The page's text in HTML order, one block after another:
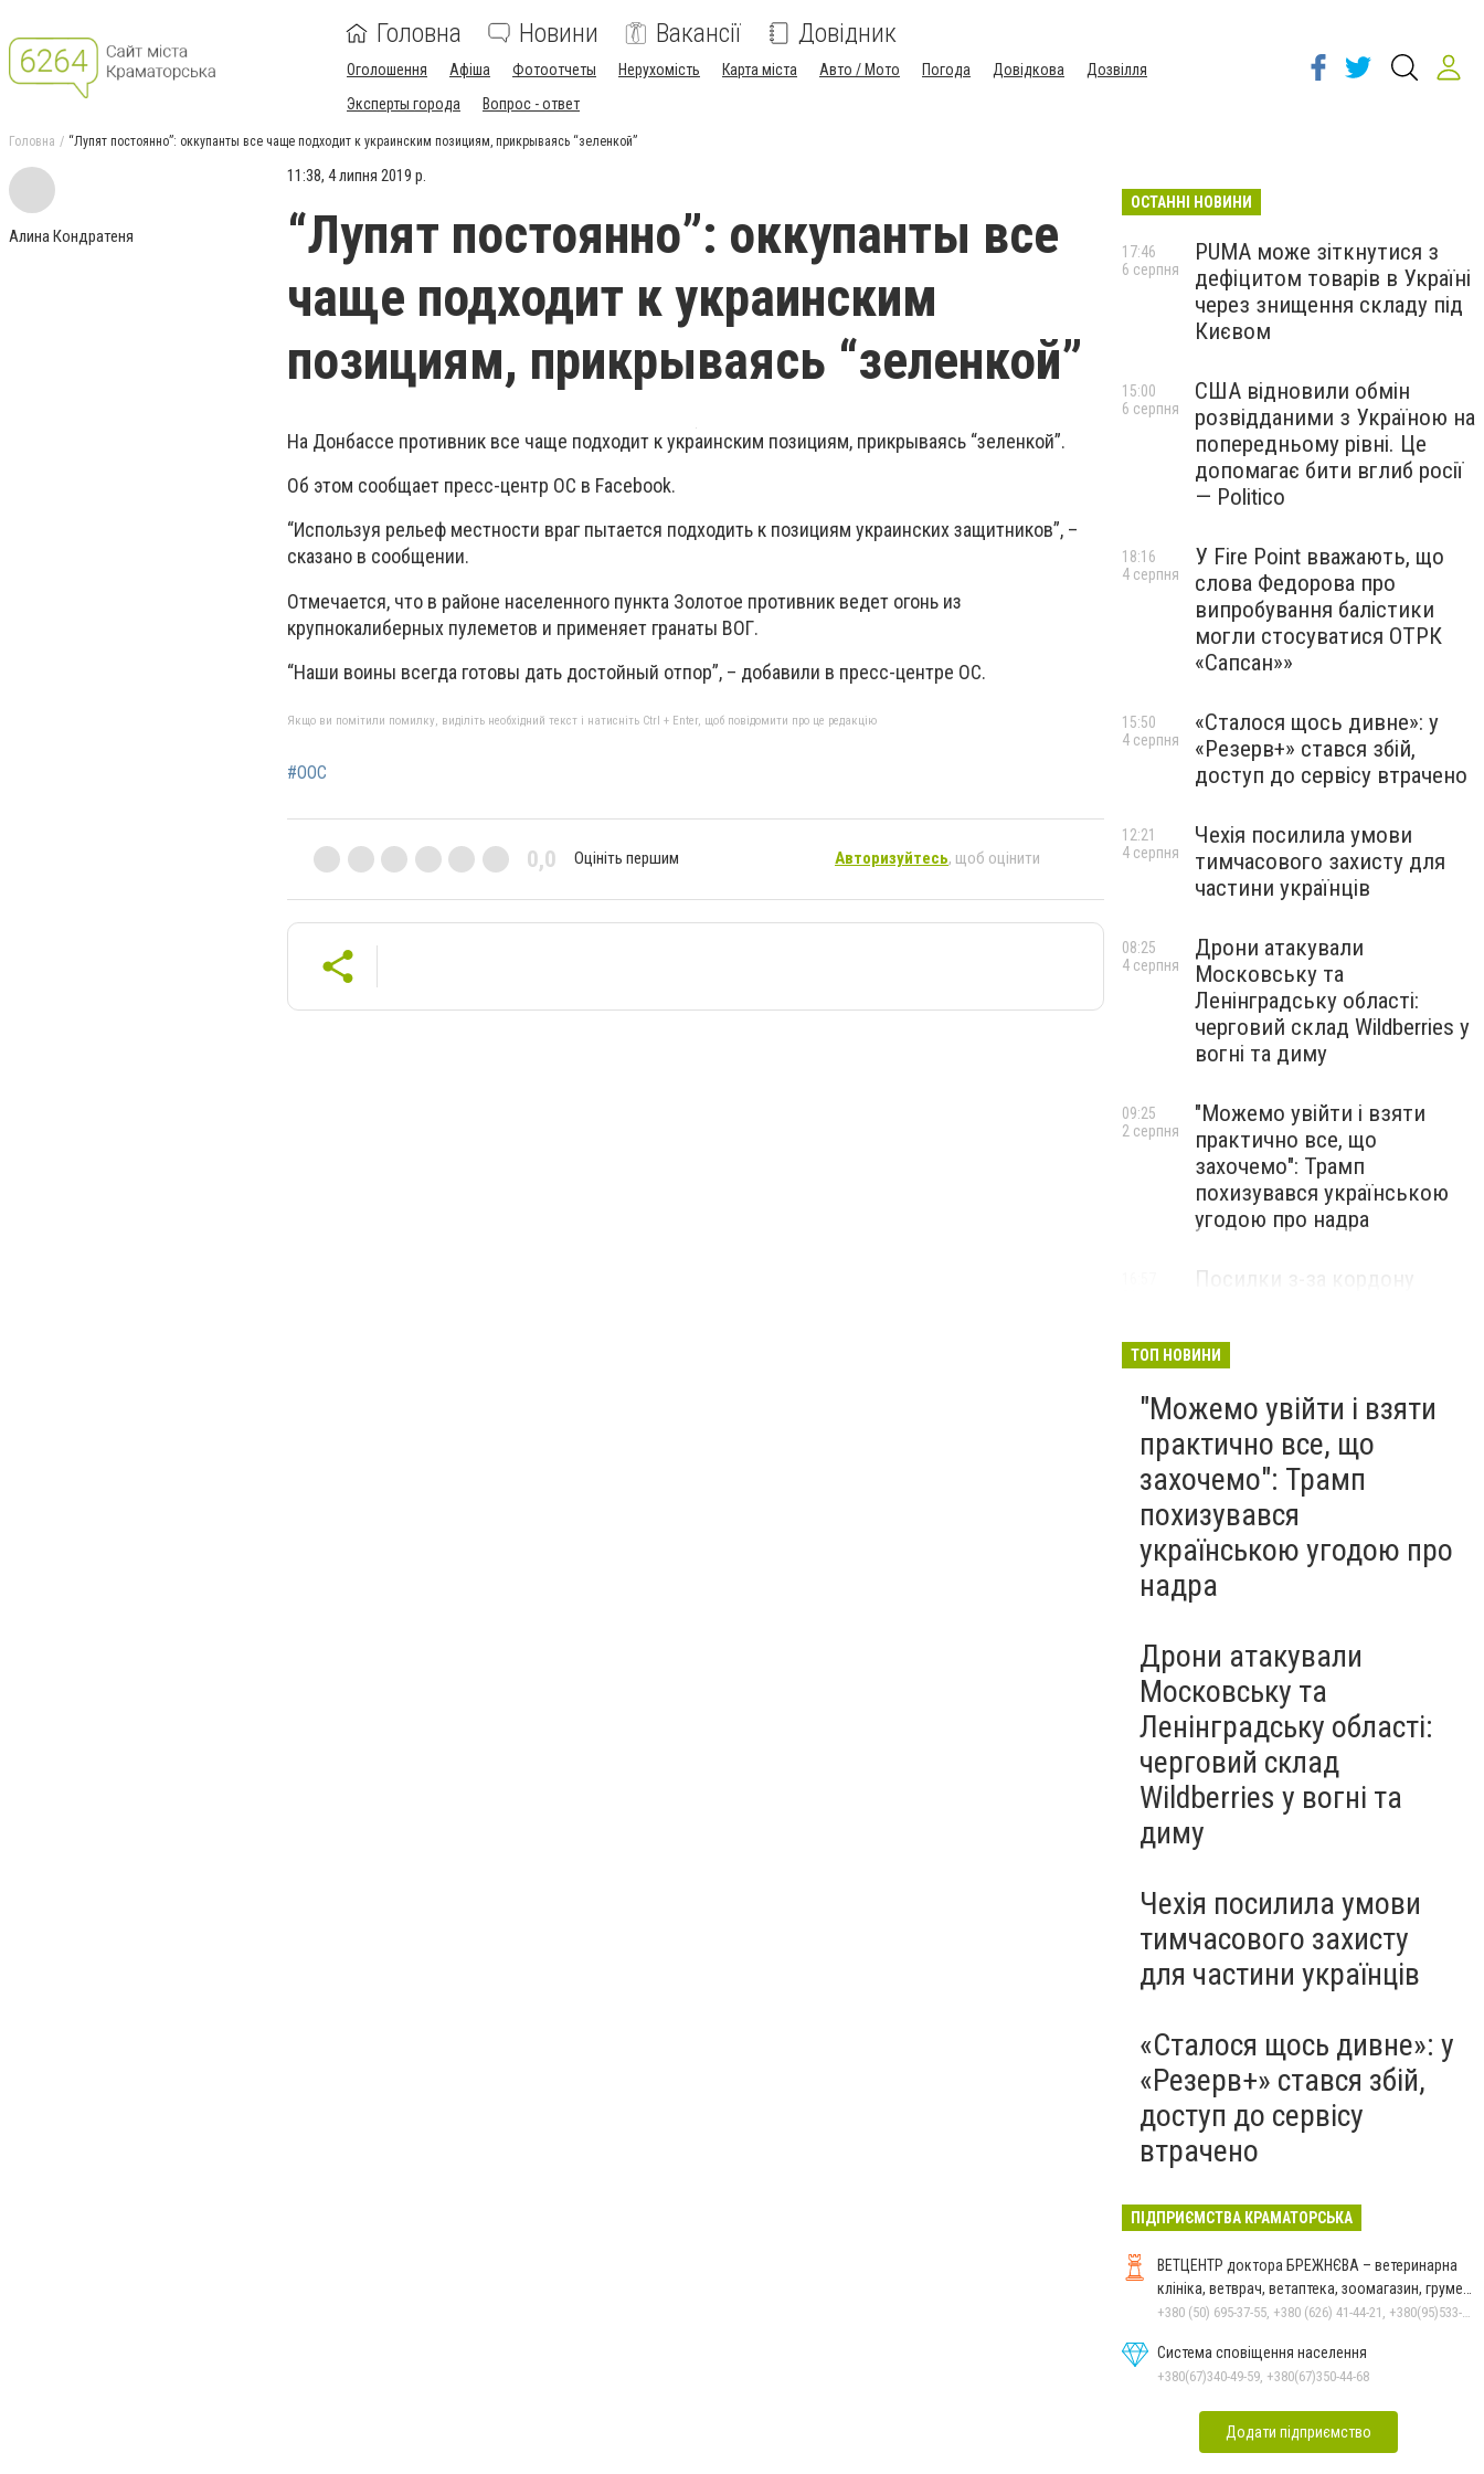
Головна Новини Вакансії Довідник
Оголошення Афіша Фотоотчеты Нерухомість Карта міста Авто / Мото Погода Довідкова
Дозвілля
Эксперты города
Вопрос - ответ
Головна “Лупят постоянно”: оккупанты все чаще подходит к украинским позициям, прикрываясь “зеленкой”
Алина Кондратеня
11:38, 4 липня 2019 р.
“Лупят постоянно”: оккупанты все
чаще подходит к украинским
позициям, прикрываясь “зеленкой”
На Донбассе противник все чаще подходит к украинским позициям, прикрываясь “зеленкой”.
Об этом сообщает пресс-центр ОС в Facebook.
“Используя рельеф местности враг пытается подходить к позициям украинских защитников”, –
сказано в сообщении.
Отмечается, что в районе населенного пункта Золотое противник ведет огонь из
крупнокалиберных пулеметов и применяет гранаты ВОГ.
“Наши воины всегда готовы дать достойный отпор”, – добавили в пресс-центре ОС.
Якщо ви помітили помилку, виділіть необхідний текст і натисніть Ctrl + Enter, щоб повідомити про це редакцію
#ООС
0,0 Оцініть першим Авторизуйтесь, щоб оцінити
ОСТАННІ НОВИНИ
PUMA може зіткнутися з
дефіцитом товарів в Україні
через знищення складу під
Києвом
17:46
6 серпня
США відновили обмін
розвідданими з Україною на
попередньому рівні. Це
допомагає бити вглиб росії
— Politico
15:00
6 серпня
У Fire Point вважають, що
слова Федорова про
випробування балістики
могли стосуватися ОТРК
«Сапсан»»
18:16
4 серпня
«Сталося щось дивне»: у
«Резерв+» стався збій,
доступ до сервісу втрачено
15:50
4 серпня
Чехія посилила умови
тимчасового захисту для
частини українців
12:21
4 серпня
Дрони атакували
Московську та
Ленінградську області:
черговий склад Wildberries у
вогні та диму
08:25
4 серпня
"Можемо увійти і взяти
практично все, що
захочемо": Трамп
похизувався українською
угодою про надра
09:25
2 серпня
Посилки з-за кордону
правила
ТОП НОВИНИ
"Можемо увійти і взяти
практично все, що
захочемо": Трамп
похизувався
українською угодою про
надра
Дрони атакували
Московську та
Ленінградську області:
черговий склад
Wildberries у вогні та
диму
Чехія посилила умови
тимчасового захисту
для частини українців
«Сталося щось дивне»: у
«Резерв+» стався збій,
доступ до сервісу
втрачено
ПІДПРИЄМСТВА КРАМАТОРСЬКА
ВЕТЦЕНТР доктора БРЕЖНЄВА – ветеринарна
клініка, ветврач, ветаптека, зоомагазин, грумер,
стрижки.
+380 (50) 695-37-55, +380 (626) 41-44-21, +380(95)533-90-03
Система сповіщення населення
+380(67)340-49-59, +380(67)350-44-68
Додати підприємство